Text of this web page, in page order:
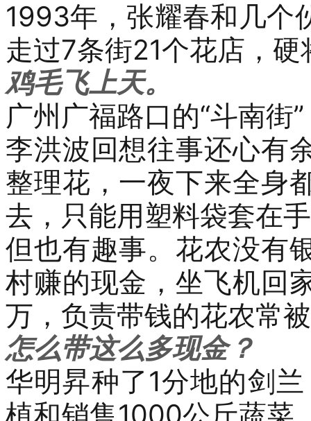
1993年，张耀春和几个
走过7条街21个花店，硬
鸡毛飞上天。
广州广福路口的“斗南街
李洪波回想往事还心有
整理花，一夜下来全身
去，只能用塑料袋套在
但也有趣事。 花农没有
村赚的现金，坐飞机回
万，负责带钱的花农常被
怎么带这么多现金？
华明昇种了1分地的剑